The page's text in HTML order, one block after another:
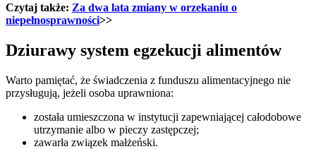
Czytaj także: Za dwa lata zmiany w orzekaniu o
niepełnosprawności>>
Dziurawy system egzekucji alimentów
Warto pamiętać, że świadczenia z funduszu alimentacyjnego nie
przysługują, jeżeli osoba uprawniona:
została umieszczona w instytucji zapewniającej całodobowe
utrzymanie albo w pieczy zastępczej;
zawarła związek małżeński.